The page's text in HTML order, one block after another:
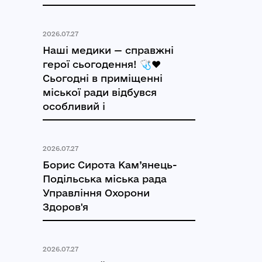
2026.07.27
Наші медики — справжні
герої сьогодення! 🩺❤️
Сьогодні в приміщенні
міської ради відбувся
особливий і
2026.07.27
Борис Сирота Кам’янець-
Подільська міська рада
Управління Охорони
Здоров'я
2026.07.27